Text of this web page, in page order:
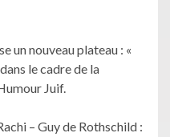
un nouveau plateau : «
le cadre de la
Juif.
– Guy de Rothschild :